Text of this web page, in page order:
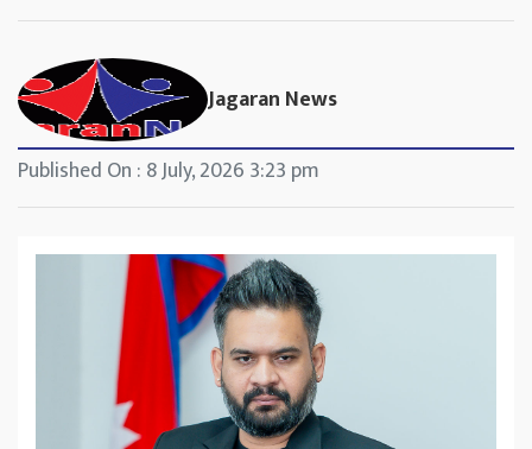
Jagaran News
Published On : 8 July, 2026 3:23 pm